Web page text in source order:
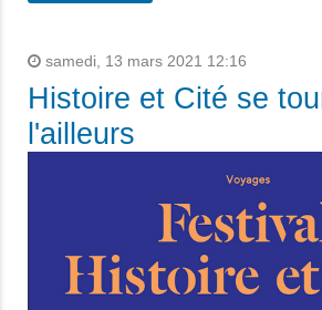
samedi, 13 mars 2021 12:16
Histoire et Cité se
l'ailleurs